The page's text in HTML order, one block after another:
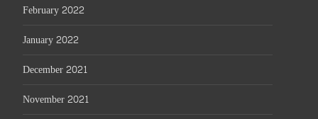
February 2022
January 2022
December 2021
November 2021